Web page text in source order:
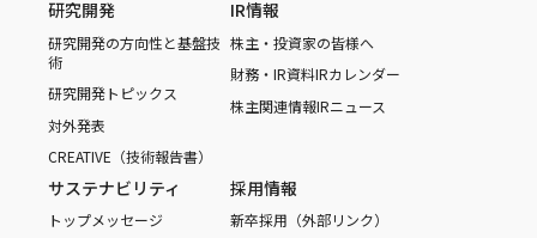
研究開発
研究開発の方向性と基盤技
術
研究開発トピックス
対外発表
CREATIVE（技術報告書）
IR情報
株主・投資家の皆様へ
財務・IR資料IRカレンダー
株主関連情報IRニュース
サステナビリティ
トップメッセージ
採用情報
新卒採用（外部リンク）